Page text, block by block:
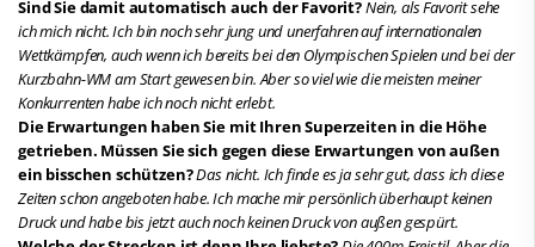
Sind Sie damit automatisch auch der Favorit?Nein, als Favorit sehe
ich mich nicht. Ich bin noch sehr jung und unerfahren auf internationalen
Wettkämpfen, auch wenn ich bereits bei den Olympischen Spielen und bei der
Kurzbahn-WM am Start gewesen bin. Aber so viel wie die meisten meiner
Konkurrenten habe ich noch nicht erlebt.
Die Erwartungen haben Sie mit Ihren Superzeiten in die Höhe
getrieben. Müssen Sie sich gegen diese Erwartungen von außen
ein bisschen schützen?Das nicht. Ich finde es ja sehr gut, dass ich diese
Zeiten schon angeboten habe. Ich mache mir persönlich überhaupt keinen
Druck und habe bis jetzt auch noch keinen Druck von außen gespürt.